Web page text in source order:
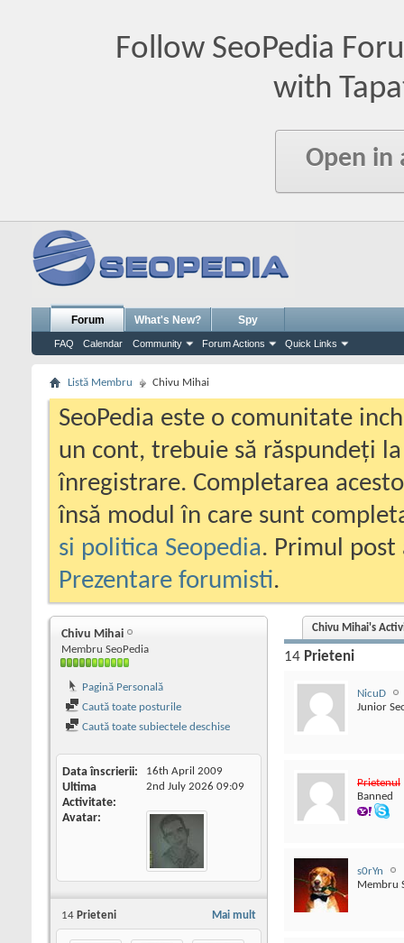
Follow SeoPedia
with
Open in
Forum
FAQ Calendar Community Forum Actions Quick Links
What's New? Spy
Listă Membru Chivu Mihai
SeoPedia este o comunitate
un cont, trebuie să răspundeți
înregistrare. Completarea
însă modul în care sunt
si politica Seopedia. Primul
Prezentare forumisti.
Chivu Mihai
Membru SeoPedia
Pagină Personală
Caută toate posturile
Caută toate subiectele deschise
Data înscrierii 16th April 2009
Ultima
Activitate
2nd July 2026 09:09
Avatar
Mai mult
14 Prieteni
Chivu Mihai's
14 Prieteni
NicuD
Junior
Prietenul
Banned
s0rYn
Membru